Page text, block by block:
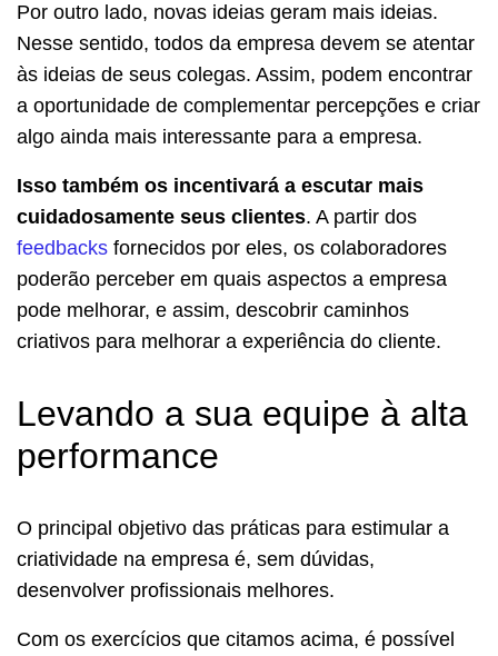
Por outro lado, novas ideias geram mais ideias.
Nesse sentido, todos da empresa devem se atentar
às ideias de seus colegas. Assim, podem encontrar
a oportunidade de complementar percepções e criar
algo ainda mais interessante para a empresa.
Isso também os incentivará a escutar mais
cuidadosamente seus clientes. A partir dos
feedbacks fornecidos por eles, os colaboradores
poderão perceber em quais aspectos a empresa
pode melhorar, e assim, descobrir caminhos
criativos para melhorar a experiência do cliente.
Levando a sua equipe à alta
performance
O principal objetivo das práticas para estimular a
criatividade na empresa é, sem dúvidas,
desenvolver profissionais melhores.
Com os exercícios que citamos acima, é possível